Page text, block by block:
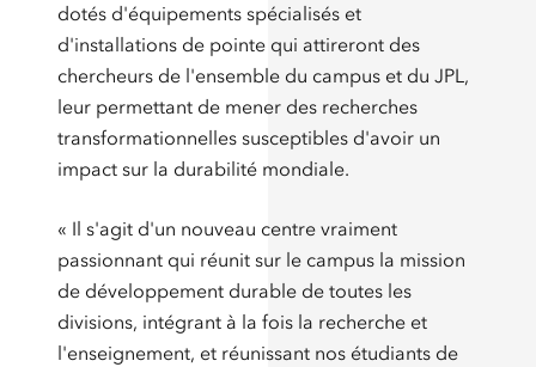
dotés d'équipements spécialisés et
d'installations de pointe qui attireront des
chercheurs de l'ensemble du campus et du JPL,
leur permettant de mener des recherches
transformationnelles susceptibles d'avoir un
impact sur la durabilité mondiale.
« Il s'agit d'un nouveau centre vraiment
passionnant qui réunit sur le campus la mission
de développement durable de toutes les
divisions, intégrant à la fois la recherche et
l'enseignement, et réunissant nos étudiants de